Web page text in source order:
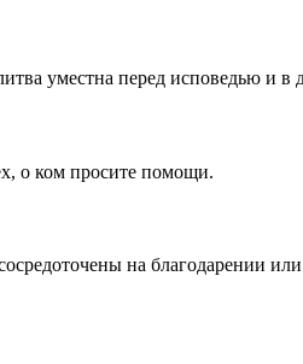
уместна перед исповедью и в
о ком просите помощи.
на благодарении